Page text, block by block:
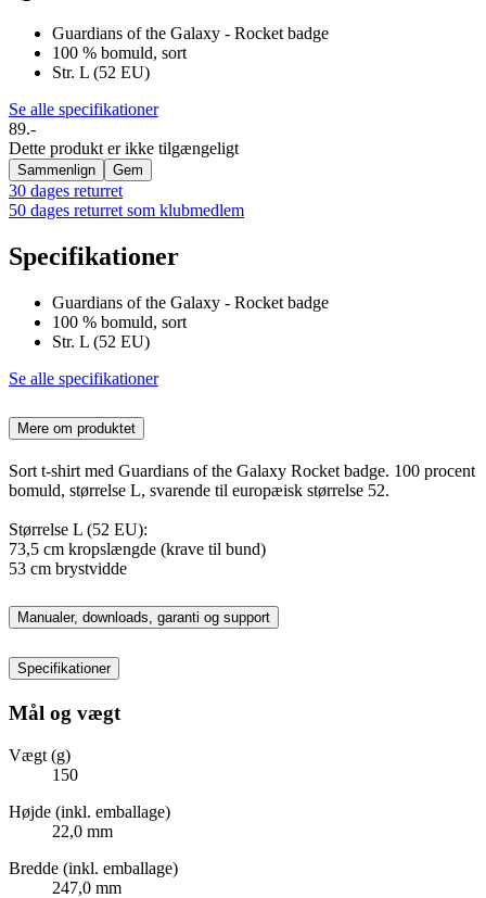
Guardians of the Galaxy - Rocket badge
100 % bomuld, sort
Str. L (52 EU)
Se alle specifikationer
89.-
Dette produkt er ikke tilgængeligt
Sammenlign Gem
30 dages returret
50 dages returret som klubmedlem
Specifikationer
Guardians of the Galaxy - Rocket badge
100 % bomuld, sort
Str. L (52 EU)
Se alle specifikationer
Mere om produktet
Sort t-shirt med Guardians of the Galaxy Rocket badge. 100 procent
bomuld, størrelse L, svarende til europæisk størrelse 52.
Størrelse L (52 EU):
73,5 cm kropslængde (krave til bund)
53 cm brystvidde
Manualer, downloads, garanti og support
Specifikationer
Mål og vægt
Vægt (g)
150
Højde (inkl. emballage)
22,0 mm
Bredde (inkl. emballage)
247,0 mm